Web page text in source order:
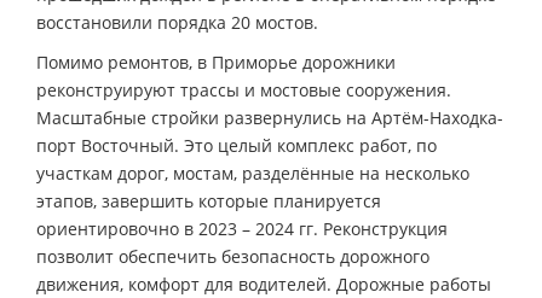
восстановили порядка 20 мостов.
Помимо ремонтов, в Приморье дорожники
реконструируют трассы и мостовые сооружения.
Масштабные стройки развернулись на Артём-Находка-
порт Восточный. Это целый комплекс работ, по
участкам дорог, мостам, разделённые на несколько
этапов, завершить которые планируется
ориентировочно в 2023 – 2024 гг. Реконструкция
позволит обеспечить безопасность дорожного
движения, комфорт для водителей. Дорожные работы